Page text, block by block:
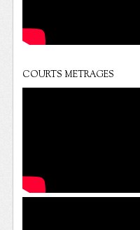
COURTS METRAGES